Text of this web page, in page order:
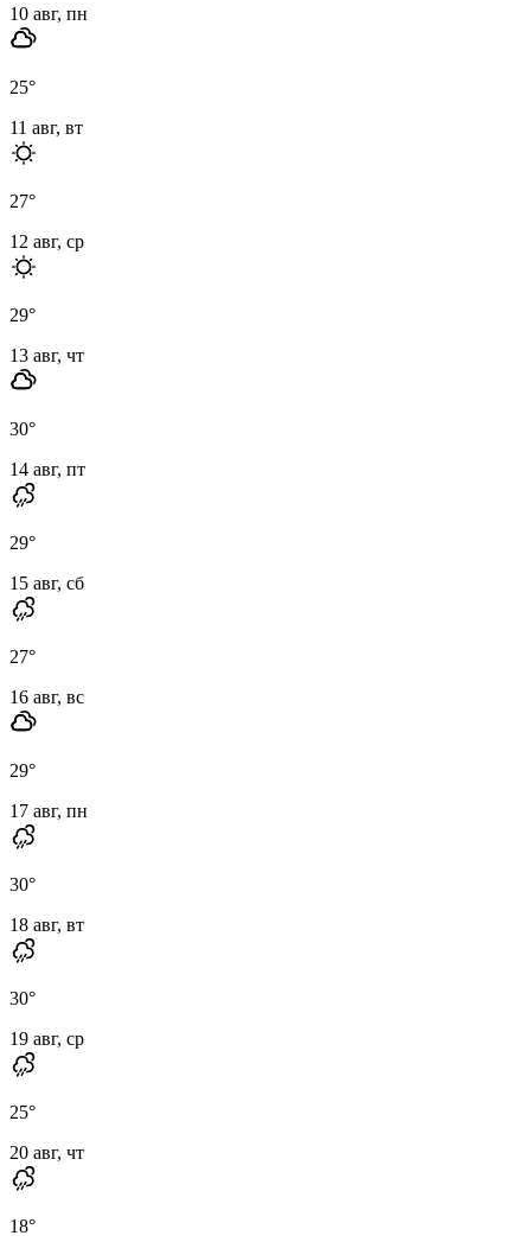
10 авг, пн
25°
11 авг, вт
27°
12 авг, ср
29°
13 авг, чт
30°
14 авг, пт
29°
15 авг, сб
27°
16 авг, вс
29°
17 авг, пн
30°
18 авг, вт
30°
19 авг, ср
25°
20 авг, чт
18°